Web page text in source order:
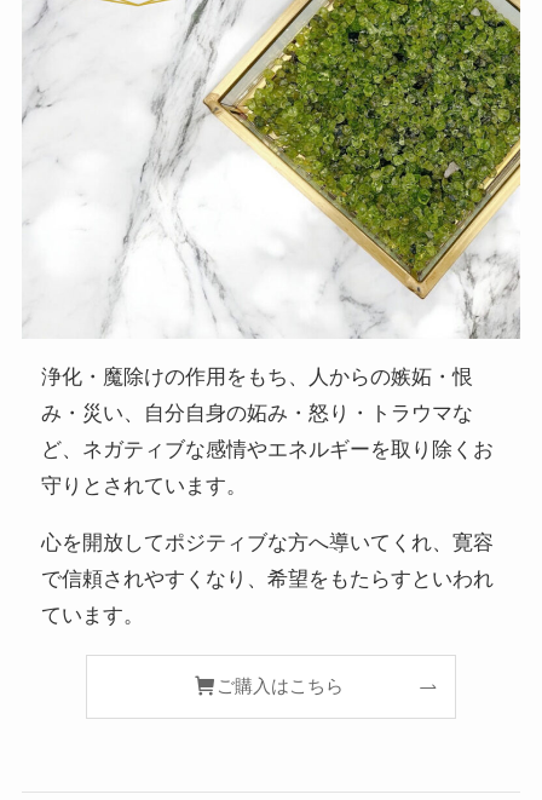
浄化・魔除けの作用をもち、人からの嫉妬・恨
み・災い、自分自身の妬み・怒り・トラウマな
ど、ネガティブな感情やエネルギーを取り除くお
守りとされています。
心を開放してポジティブな方へ導いてくれ、寛容
で信頼されやすくなり、希望をもたらすといわれ
ています。
ご購入はこちら